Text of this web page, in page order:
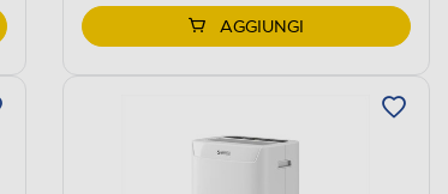
AGGIUNGI